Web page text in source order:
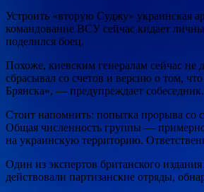
Устроить «вторую Суджу» украинская
командование ВСУ сейчас кидает
поделился боец.
Похоже, киевским генералам сейчас не
сбрасывал со счетов и версию о том,
Брянска», — предупреждает собеседник.
Стоит напомнить: попытка прорыва со
Общая численность группы —
на украинскую территорию.
Один из экспертов британского
действовали партизанские отряды,